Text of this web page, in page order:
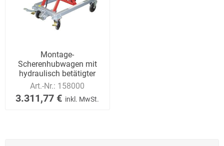
Montage-
Scherenhubwagen mit
hydraulisch betätigter
Scherenkonstruktion
Art.-Nr.: 158000
3.311,77 € inkl. MwSt.